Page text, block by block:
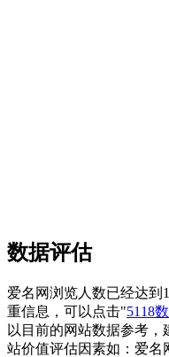
数据评估
爱名网浏览人数已经达到
重信息，可以点击"5118
以目前的网站数据参考
站价值评估因素如：爱名